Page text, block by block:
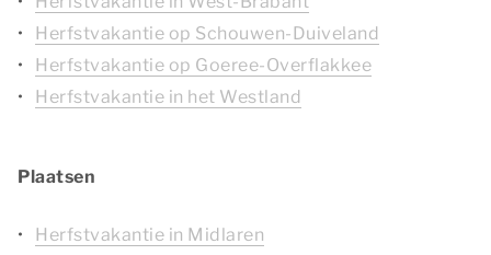
Herfstvakantie op Schouwen-Duiveland
Herfstvakantie op Goeree-Overflakkee
Herfstvakantie in het Westland
Plaatsen
Herfstvakantie in Midlaren